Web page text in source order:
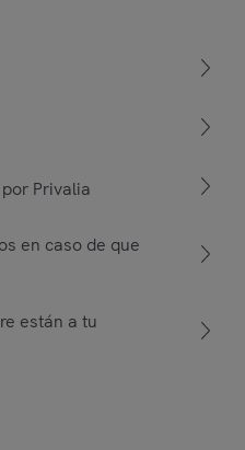
Privalia
en caso de que
están a tu